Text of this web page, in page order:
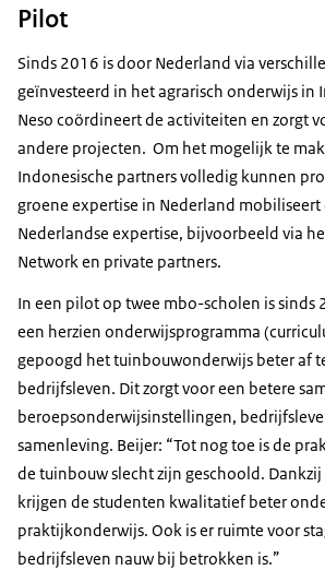
Pilot
Sinds 2016 is door Nederland via
geïnvesteerd in het agrarisch onderwijs in
Neso coördineert de activiteiten en zorgt
andere projecten. Om het mogelijk te
Indonesische partners volledig kunnen
groene expertise in Nederland mobiliseert
Nederlandse expertise, bijvoorbeeld via
Network en private partners.
In een pilot op twee mbo-scholen is sinds
een herzien onderwijsprogramma
gepoogd het tuinbouwonderwijs beter af
bedrijfsleven. Dit zorgt voor een betere
beroepsonderwijsinstellingen,
samenleving. Beijer: “Tot nog toe is de
de tuinbouw slecht zijn geschoold.
krijgen de studenten kwalitatief beter
praktijkonderwijs. Ook is er ruimte voor
bedrijfsleven nauw bij betrokken is.”